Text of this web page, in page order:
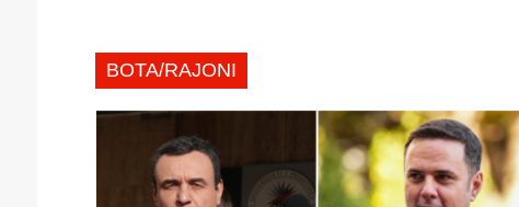
BOTA/RAJONI